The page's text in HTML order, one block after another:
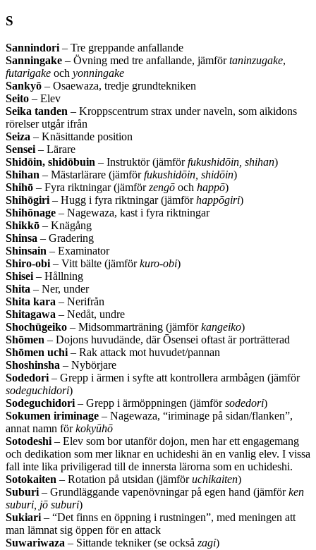
S
Sannindori– Tre greppande anfallande
Sanningake – Övning med tre anfallande, jämförtaninzugake,
futarigake och yonningake
Sankyō – Osaewaza, tredje grundtekniken
Seito – Elev
Seika tanden – Kroppscentrum strax under naveln, som aikidons
rörelser utgår ifrån
Seiza – Knäsittande position
Sensei– Lärare
Shidōin, shidōbuin – Instruktör (jämförfukushidōin, shihan)
Shihan – Mästarlärare (jämförfukushidōin, shidōin)
Shihō – Fyra riktningar (jämförzengō och happō)
Shihōgiri– Hugg i fyra riktningar (jämförhappōgiri)
Shihōnage – Nagewaza, kast i fyra riktningar
Shikkō – Knägång
Shinsa – Gradering
Shinsain – Examinator
Shiro-obi– Vitt bälte (jämförkuro-obi)
Shisei– Hållning
Shita – Ner, under
Shita kara – Nerifrån
Shitagawa – Nedåt, undre
Shochūgeiko – Midsommarträning (jämförkangeiko)
Shōmen – Dojons huvudände, där Ōsensei oftast är porträtterad
Shōmen uchi– Rak attack mot huvudet/pannan
Shoshinsha – Nybörjare
Sodedori– Grepp i ärmen i syfte att kontrollera armbågen (jämför
sodeguchidori)
Sodeguchidori– Grepp i ärmöppningen (jämförsodedori)
Sokumen iriminage – Nagewaza, “iriminage på sidan/flanken”,
annat namn förkokyūhō
Sotodeshi– Elev som bor utanför dojon, men har ett engagemang
och dedikation som mer liknar en uchideshi än en vanlig elev. I vissa
fall inte lika priviligerad till de innersta lärorna som en uchideshi.
Sotokaiten – Rotation på utsidan (jämföruchikaiten)
Suburi– Grundläggande vapenövningar på egen hand (jämförken
suburi, jō suburi)
Sukiari– “Det finns en öppning i rustningen”, med meningen att
man lämnat sig öppen för en attack
Suwariwaza – Sittande tekniker (se också zagi)